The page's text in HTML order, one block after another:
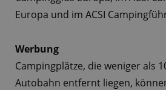
Europa und im ACSI
Werbung
Campingplätze, die weniger als
Autobahn entfernt liegen,